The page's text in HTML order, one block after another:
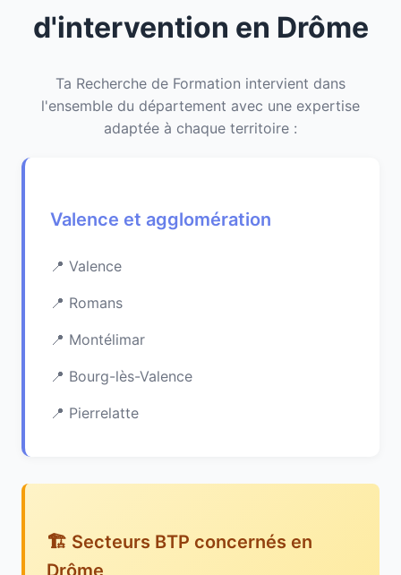
d'intervention en Drôme
Ta Recherche de Formation intervient dans
l'ensemble du département avec une expertise
adaptée à chaque territoire :
Valence et agglomération
Valence
Romans
Montélimar
Bourg-lès-Valence
Pierrelatte
🏗️ Secteurs BTP concernés en
Drôme